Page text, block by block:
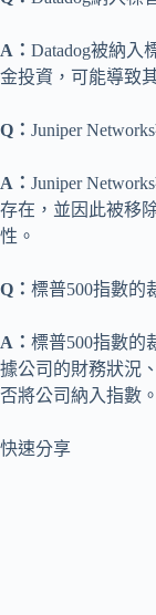
A： Datadog被納入
金投資，可能導致
Q： Juniper
A： Juniper
存在，並因此被移
性。
Q： 標普500指數的
A： 標普500指數的
據公司的財務狀況
否將公司納入指數。
快速分享